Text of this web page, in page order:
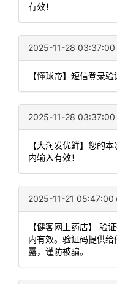
有效！
2025-11-28 03:37:00
【懂球帝】短信登录
2025-11-28 03:37:00
【大润发优鲜】您的
内输入有效！
2025-11-21 05:47:00
【健客网上药店】 验
内有效。验证码提供
露，谨防被骗。